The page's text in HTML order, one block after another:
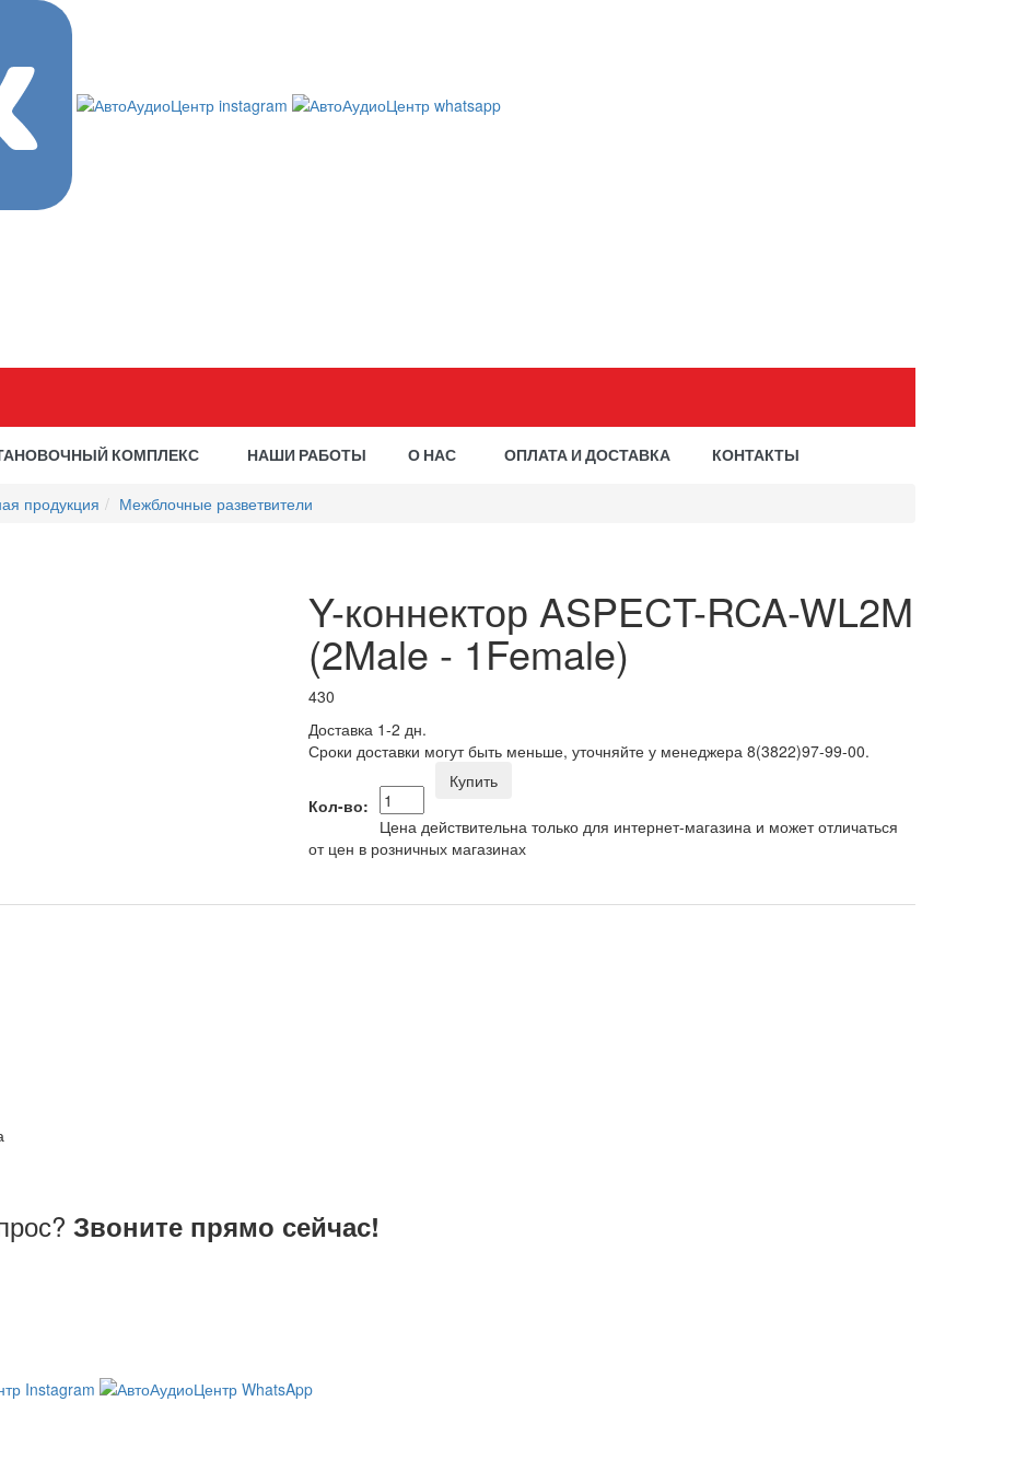
КОМПЛЕКС НАШИ РАБОТЫ О НАС ОПЛАТА И ДОСТАВКА КОНТАКТЫ
продукция Межблочные разветвители
Y-коннектор ASPECT-RCA-WL2M
(2Male - 1Female)
430
Доставка 1-2 дн.
Сроки доставки могут быть меньше, уточняйте у менеджера 8(3822)97-99-00.
Кол-во:
Купить
Цена действительна только для интернет-магазина и может отличаться
от цен в розничных магазинах
Звоните прямо сейчас!